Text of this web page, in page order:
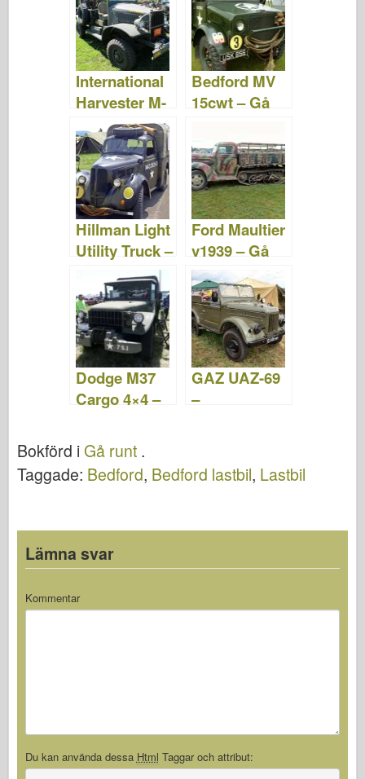
International
Harvester M-
2-4-233 –
Foton &;
Video
Bedford MV
15cwt – Gå
Hillman Light
Utility Truck –
gå runt
Ford Maultier
v1939 – Gå
runt
Dodge M37
Cargo 4×4 –
GAZ UAZ-69
–
Bokförd iGå runt .
Taggade: Bedford, Bedford lastbil, Lastbil
Lämna svar
Kommentar
Du kan använda dessa Html Taggar och attribut: